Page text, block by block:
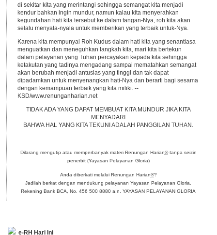
di sekitar kita yang merintangi sehingga semangat kita menjadi
kendur bahkan ingin mundur, namun kalau kita menyerahkan
kegundahan hati kita tersebut ke dalam tangan-Nya, roh kita akan
selalu menyala-nyala untuk memberikan yang terbaik untuk-Nya.
Karena kita mempunyai Roh Kudus dalam hati kita yang senantiasa
menguatkan dan meneguhkan langkah kita, mari kita bertekun
dalam pelayanan yang Tuhan percayakan kepada kita sehingga
ketakutan yang tadinya mengadang sampai mematahkan semangat
akan berubah menjadi antusias yang tinggi dan tak dapat
dipadamkan untuk menyenangkan hati-Nya dan berarti bagi sesama
dengan kemampuan terbaik yang kita miliki. --
KSD/www.renunganharian.net
TIDAK ADA YANG DAPAT MEMBUAT KITA MUNDUR JIKA KITA
MENYADARI
BAHWA HAL YANG KITA TEKUNI ADALAH PANGGILAN TUHAN.
Dilarang mengutip atau memperbanyak materi Renungan Harian®tanpa seizin
penerbit (Yayasan Pelayanan Gloria)
Anda diberkati melalui Renungan Harian®?
Jadilah berkat dengan mendukung pelayanan Yayasan Pelayanan Gloria.
Rekening Bank BCA, No. 456 500 8880 a.n. YAYASAN PELAYANAN GLORIA
e-RH Hari Ini